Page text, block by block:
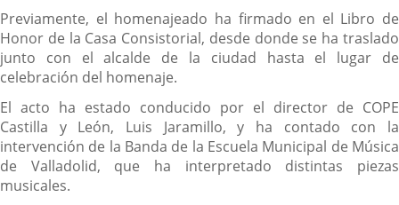
Previamente, el homenajeado ha firmado en el Libro de
Honor de la Casa Consistorial, desde donde se ha traslado
junto con el alcalde de la ciudad hasta el lugar de
celebración del homenaje.
El acto ha estado conducido por el director de COPE
Castilla y León, Luis Jaramillo, y ha contado con la
intervención de la Banda de la Escuela Municipal de Música
de Valladolid, que ha interpretado distintas piezas
musicales.